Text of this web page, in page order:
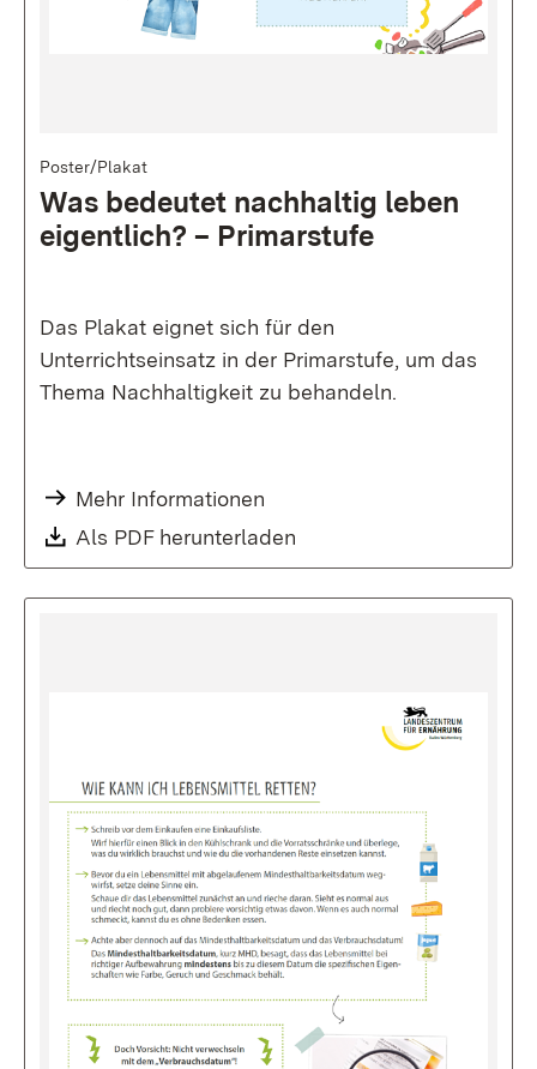
Poster/Plakat
Was bedeutet nachhaltig leben
eigentlich? – Pri­mar­stu­fe
Das Plakat eignet sich für den
Unterrichtseinsatz in der Primarstufe, um das
Thema Nachhaltigkeit zu behandeln.
Mehr Informationen
Als PDF herunterladen